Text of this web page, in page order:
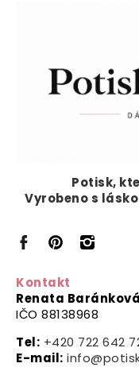
Potisk,
Vyrobeno s
Kontakt
Renata Baránková
IČO 88138968
Tel: +420 722 642
E-mail: